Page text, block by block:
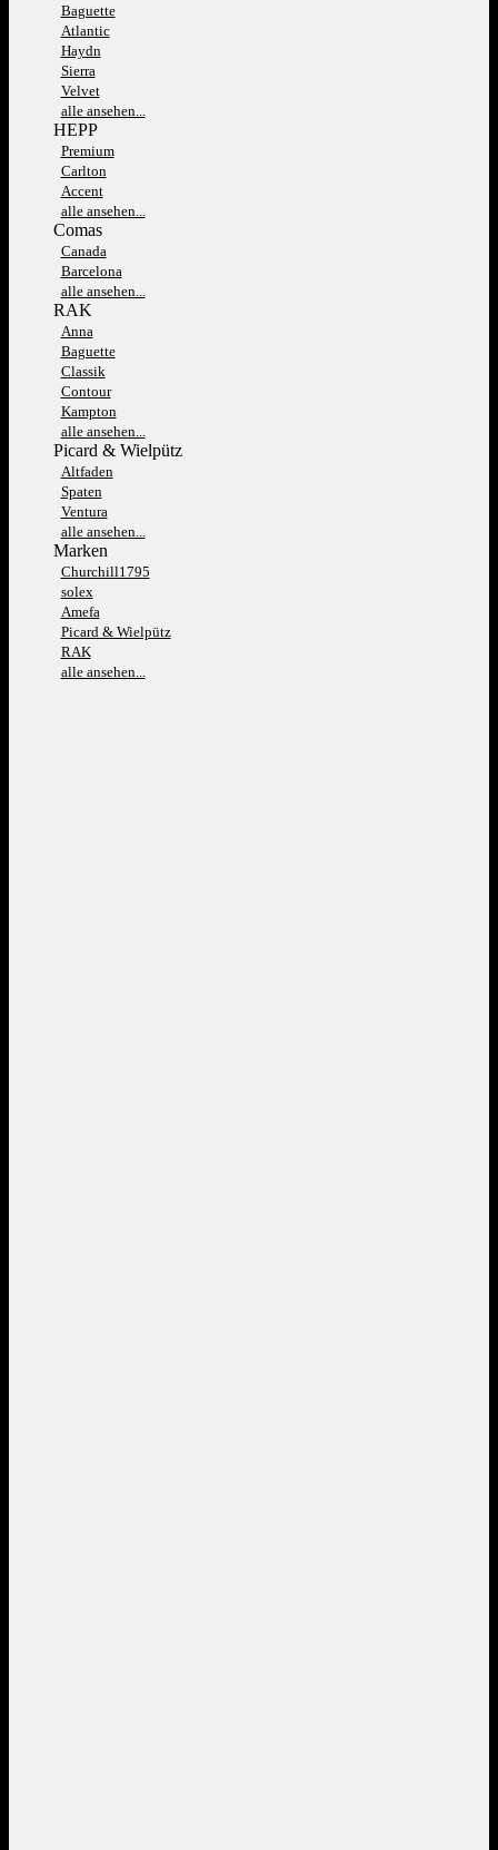
Baguette
Atlantic
Haydn
Sierra
Velvet
alle ansehen...
HEPP
Premium
Carlton
Accent
alle ansehen...
Comas
Canada
Barcelona
alle ansehen...
RAK
Anna
Baguette
Classik
Contour
Kampton
alle ansehen...
Picard & Wielpütz
Altfaden
Spaten
Ventura
alle ansehen...
Marken
Churchill1795
solex
Amefa
Picard & Wielpütz
RAK
alle ansehen...